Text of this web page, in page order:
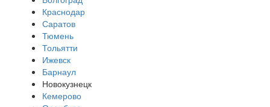
Краснодар
Саратов
Тюмень
Тольятти
Ижевск
Барнаул
Новокузнецк
Кемерово